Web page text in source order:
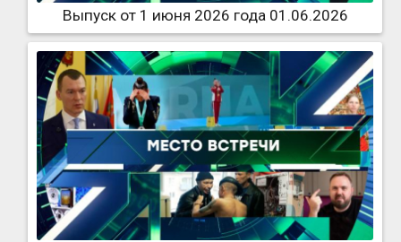
Выпуск от 1 июня 2026 года 01.06.2026